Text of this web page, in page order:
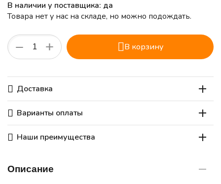
В наличии у поставщика: да
Товара нет у нас на складе, но можно подождать.
+
− В корзину
Доставка
Варианты оплаты
Наши преимущества
Описание